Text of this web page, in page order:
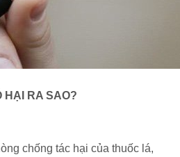
HẠI RA SAO?
chống tác hại của thuốc lá,